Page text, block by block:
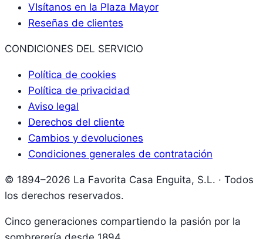
VIsítanos en la Plaza Mayor
Reseñas de clientes
CONDICIONES DEL SERVICIO
Política de cookies
Política de privacidad
Aviso legal
Derechos del cliente
Cambios y devoluciones
Condiciones generales de contratación
© 1894–2026 La Favorita Casa Enguita, S.L. · Todos
los derechos reservados.
Cinco generaciones compartiendo la pasión por la